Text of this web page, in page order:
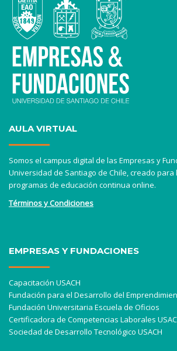
AULA VIRTUAL
Somos el campus digital de las Empresas y
Universidad de Santiago de Chile, creado para
programas de educación continua online.
Términos y Condiciones
EMPRESAS Y FUNDACIONES
Capacitación USACH
Fundación para el Desarrollo del
Fundación Universitaria Escuela de Oficios
Certificadora de Competencias Laborales
Sociedad de Desarrollo Tecnológico USACH